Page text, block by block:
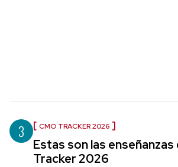
3 CMO TRACKER 2026
Estas son las enseñanzas
Tracker 2026